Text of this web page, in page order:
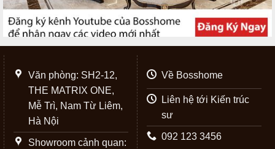
Văn phòng: SH2-12,
THE MATRIX ONE,
Mễ Trì, Nam Từ Liêm,
Hà Nội
Showroom cảnh quan:
Về Bosshome
Liên hệ tới Kiến trúc
sư
092 123 3456